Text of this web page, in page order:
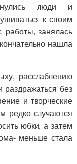
люди и
к своим
занялась
нашла
расслаблению
раздражаться без
и творческие
редко случаются
юбки, а затем
меньше стала